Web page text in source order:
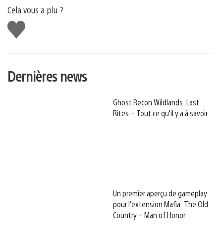
Cela vous a plu ?
J'aime
Dernières news
Ghost Recon Wildlands: Last
Rites – Tout ce qu’il y a à savoir
Un premier aperçu de gameplay
pour l’extension Mafia: The Old
Country – Man of Honor